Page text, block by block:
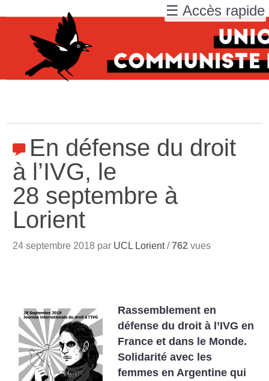
En défense du droit
à l’IVG, le
28 septembre à
Lorient
24 septembre 2018 par UCL Lorient/762 vues
Rassemblement en
défense du droit à l’IVG en
France et dans le Monde.
Solidarité avec les
femmes en Argentine qui
☰ Accès rapide